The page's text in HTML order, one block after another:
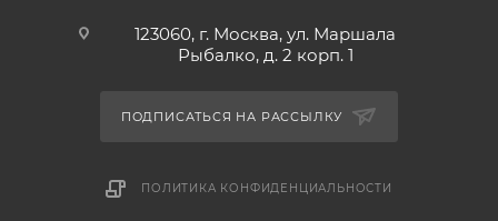
123060, г. Москва, ул. Маршала
Рыбалко, д. 2 корп. 1
ПОДПИСАТЬСЯ НА РАССЫЛКУ
ПОЛИТИКА КОНФИДЕНЦИАЛЬНОСТИ